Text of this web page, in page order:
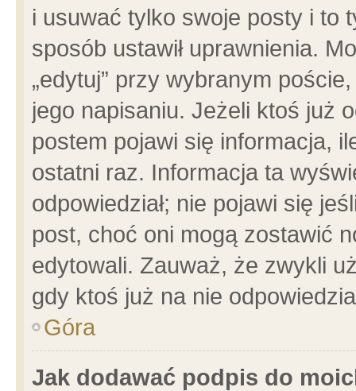
i usuwać tylko swoje posty i to
sposób ustawił uprawnienia.
„edytuj” przy wybranym
jego napisaniu. Jeżeli ktoś już
postem pojawi się informacja,
ostatni raz. Informacja ta
odpowiedział; nie pojawi się
post, choć oni mogą zostawić
edytowali. Zauważ, że zwykli
gdy ktoś już na nie
Góra
Jak dodawać podpis do